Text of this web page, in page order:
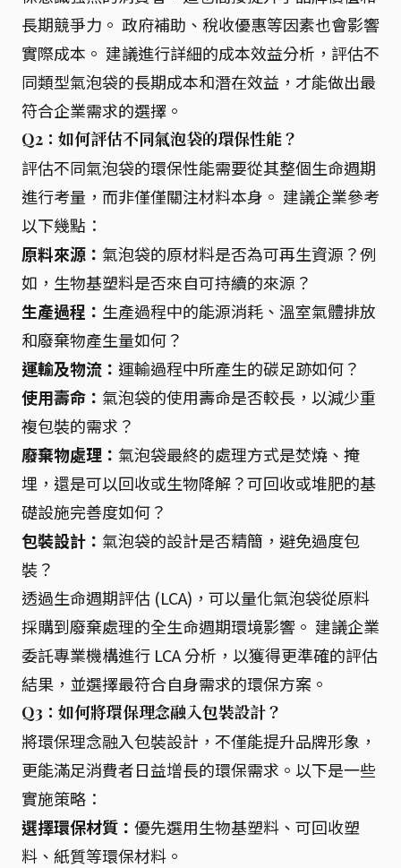
長期競爭力。 政府補助、稅收優惠等因素也會影響
實際成本。 建議進行詳細的成本效益分析，評估不
同類型氣泡袋的長期成本和潛在效益，才能做出最
符合企業需求的選擇。
Q2：如何評估不同氣泡袋的環保性能？
評估不同氣泡袋的環保性能需要從其整個生命週期
進行考量，而非僅僅關注材料本身。 建議企業參考
以下幾點：
原料來源： 氣泡袋的原材料是否為可再生資源？例
如，生物基塑料是否來自可持續的來源？
生產過程： 生產過程中的能源消耗、溫室氣體排放
和廢棄物產生量如何？
運輸及物流： 運輸過程中所產生的碳足跡如何？
使用壽命： 氣泡袋的使用壽命是否較長，以減少重
複包裝的需求？
廢棄物處理： 氣泡袋最終的處理方式是焚燒、掩
埋，還是可以回收或生物降解？可回收或堆肥的基
礎設施完善度如何？
包裝設計： 氣泡袋的設計是否精簡，避免過度包
裝？
透過生命週期評估 (LCA)，可以量化氣泡袋從原料
採購到廢棄處理的全生命週期環境影響。 建議企業
委託專業機構進行 LCA 分析，以獲得更準確的評估
結果，並選擇最符合自身需求的環保方案。
Q3：如何將環保理念融入包裝設計？
將環保理念融入包裝設計，不僅能提升品牌形象，
更能滿足消費者日益增長的環保需求。以下是一些
實施策略：
選擇環保材質： 優先選用生物基塑料、可回收塑
料、紙質等環保材料。